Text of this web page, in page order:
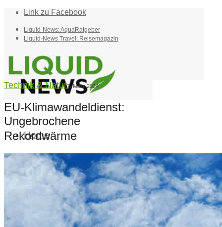
Link zu Facebook
Liquid-News: AquaRatgeber
Liquid-News Travel: Reisemagazin
Home
Suche
Menü
Technik & Natur7. März 2024
EU-Klimawandeldienst:
Ungebrochene
Rekordwärme